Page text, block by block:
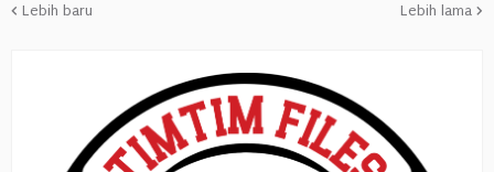
Lebih baru Lebih lama